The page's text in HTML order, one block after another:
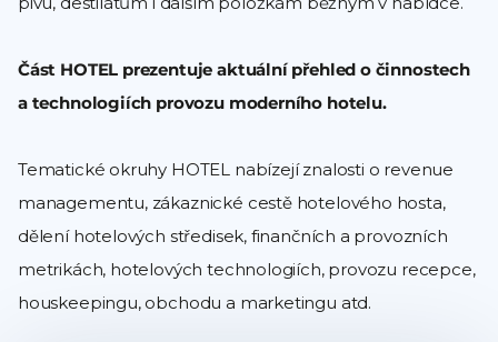
Část HOTEL prezentuje aktuální přehled o činnostech
a technologiích provozu moderního hotelu.
Tematické okruhy HOTEL nabízejí znalosti o revenue
managementu, zákaznické cestě hotelového hosta,
dělení hotelových středisek, finančních a provozních
metrikách, hotelových technologiích, provozu recepce,
houskeepingu, obchodu a marketingu atd.